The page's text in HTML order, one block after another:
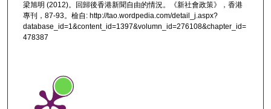
梁旭明 (2012)。回歸後香港新聞自由的情況。《新社會政策》，香港
專刊，87-93。檢自: http://tao.wordpedia.com/detail_j.aspx?
database_id=1&content_id=1397&volumn_id=276108&chapter_id=
478387